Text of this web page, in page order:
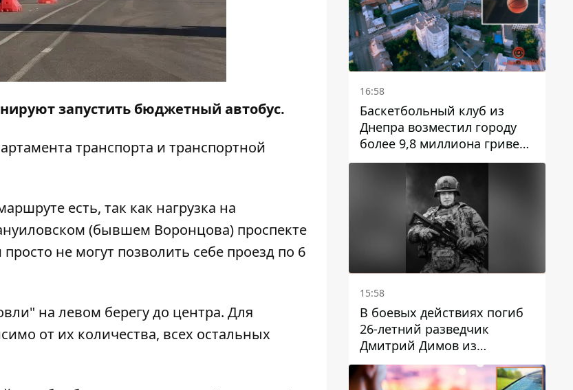
запустить бюджетный автобус.
транспорта и транспортной
есть, так как нагрузка на
(бывшем Воронцова) проспекте
не могут позволить себе проезд по 6
на левом берегу до центра. Для
от их количества, всех остальных
16:58
Баскетбольный клуб из
Днепра возместил городу
более 9,8 миллиона гривен
долга
15:58
В боевых действиях погиб
26-летний разведчик
Дмитрий Димов из
Никополя